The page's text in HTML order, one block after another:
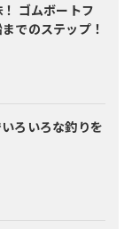
ゴムボートフ
でのステップ！
ろいろな釣りを